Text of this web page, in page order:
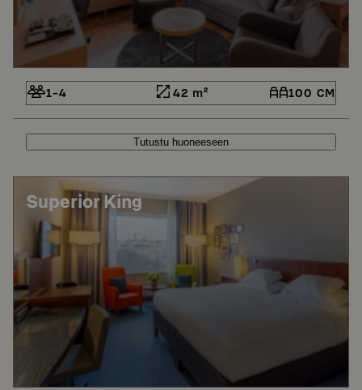
1-4 42 m² 100 CM
Tutustu huoneeseen
Superior King